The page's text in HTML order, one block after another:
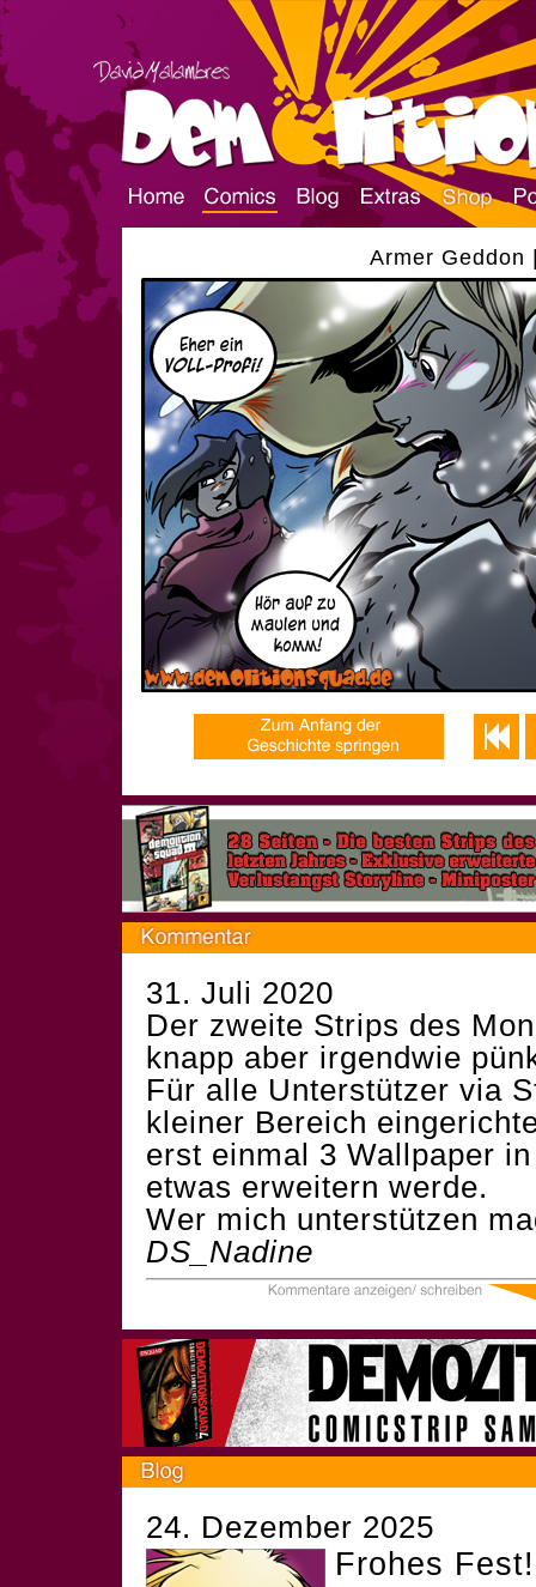
Armer Geddon
31. Juli 2020
Der zweite Strips des
knapp aber irgendwie
Für alle Unterstützer via
kleiner Bereich
erst einmal 3 Wallpaper
etwas erweitern werde.
Wer mich unterstützen
DS_Nadine
24. Dezember 2025
Frohes Fest!